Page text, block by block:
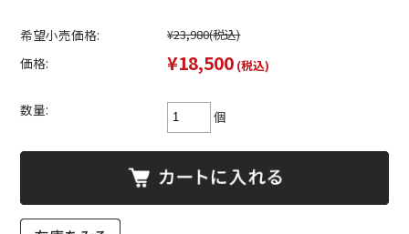
希望小売価格: ¥23,980(税込)
価格: ¥18,500 (税込)
数量: 個